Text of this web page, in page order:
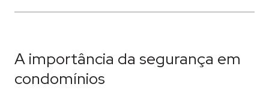
A importância da segurança em
condomínios